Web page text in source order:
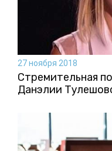
27 ноября 2018
Стремительная
Данэлии